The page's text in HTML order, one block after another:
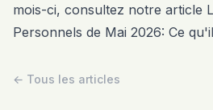
mois-ci, consultez notre article
Personnels de Mai 2026: Ce
← Tous les articles